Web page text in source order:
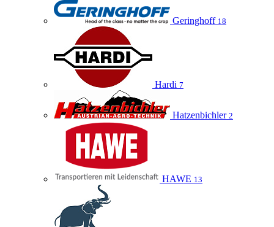
Geringhoff 18
Hardi 7
Hatzenbichler 2
HAWE 13